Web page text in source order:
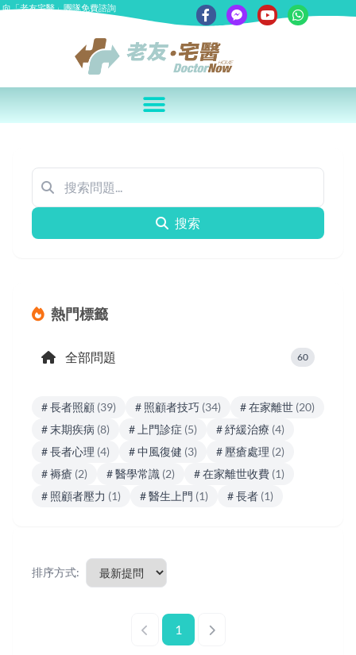
向「老友宅醫」團隊免費諮詢
搜索
熱門標籤
全部問題 60
# 長者照顧 (39) # 照顧者技巧 (34) # 在家離世 (20)
# 末期疾病 (8) # 上門診症 (5) # 紓緩治療 (4)
# 長者心理 (4) # 中風復健 (3) # 壓瘡處理 (2)
# 褥瘡 (2) # 醫學常識 (2) # 在家離世收費 (1)
# 照顧者壓力 (1) # 醫生上門 (1) # 長者 (1)
排序方式:
1